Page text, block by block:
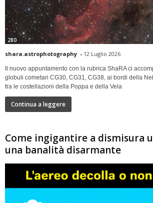
280
shara.astrophotography - 12 Luglio 2026
Il nuovo appuntamento con la rubrica ShaRA ci
globuli cometari CG30, CG31, CG38, ai bordi della
tra le costellazioni della Poppa e della Vela
Continua a leggere
Come ingigantire a dismisura
una banalità disarmante